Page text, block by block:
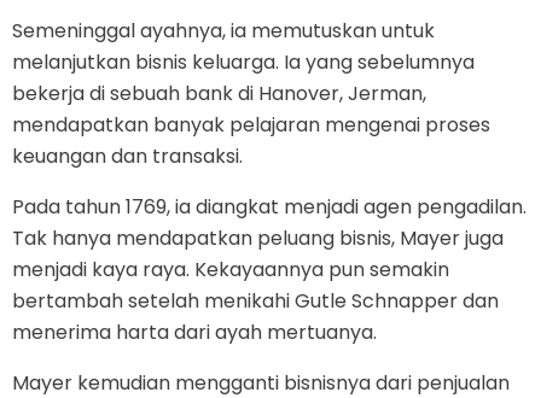
Semeninggal ayahnya, ia memutuskan untuk
melanjutkan bisnis keluarga. Ia yang sebelumnya
bekerja di sebuah bank di Hanover, Jerman,
mendapatkan banyak pelajaran mengenai proses
keuangan dan transaksi.
Pada tahun 1769, ia diangkat menjadi agen pengadilan.
Tak hanya mendapatkan peluang bisnis, Mayer juga
menjadi kaya raya. Kekayaannya pun semakin
bertambah setelah menikahi Gutle Schnapper dan
menerima harta dari ayah mertuanya.
Mayer kemudian mengganti bisnisnya dari penjualan